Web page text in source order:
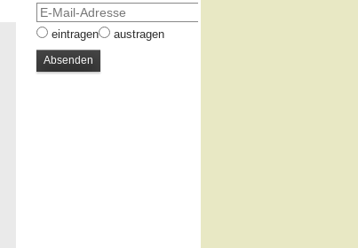
eintragen austragen